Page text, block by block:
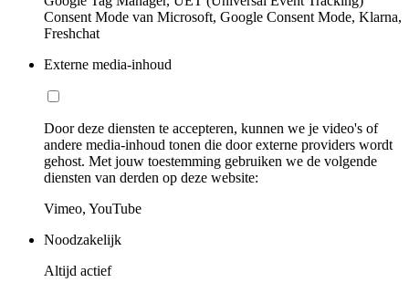
Consent Mode van Microsoft, Google Consent Mode, Klarna,
Freshchat
Externe media-inhoud
Door deze diensten te accepteren, kunnen we je video's of
andere media-inhoud tonen die door externe providers wordt
gehost. Met jouw toestemming gebruiken we de volgende
diensten van derden op deze website:
Vimeo, YouTube
Noodzakelijk
Altijd actief